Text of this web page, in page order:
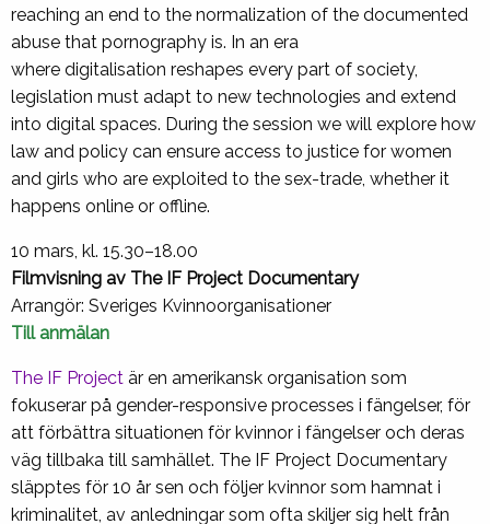
reaching an end to the normalization of the documented
abuse that pornography is. In an era
where digitalisation reshapes every part of society,
legislation must adapt to new technologies and extend
into digital spaces. During the session we will explore how
law and policy can ensure access to justice for women
and girls who are exploited to the sex-trade, whether it
happens online or offline.
10 mars, kl. 15.30–18.00
Filmvisning av The IF Project Documentary
Arrangör: Sveriges Kvinnoorganisationer
Till anmälan
The IF Project är en amerikansk organisation som
fokuserar på gender-responsive processes i fängelser, för
att förbättra situationen för kvinnor i fängelser och deras
väg tillbaka till samhället. The IF Project Documentary
släpptes för 10 år sen och följer kvinnor som hamnat i
kriminalitet, av anledningar som ofta skiljer sig helt från